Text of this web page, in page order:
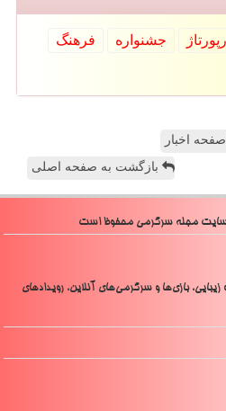
رپورتاژ جشنواره
فرهنگ
صفحه اخبار
بازگشت به صفحه اصلی
بازی‌ها و سرگرمی‌های آنلاین، رویدادهای